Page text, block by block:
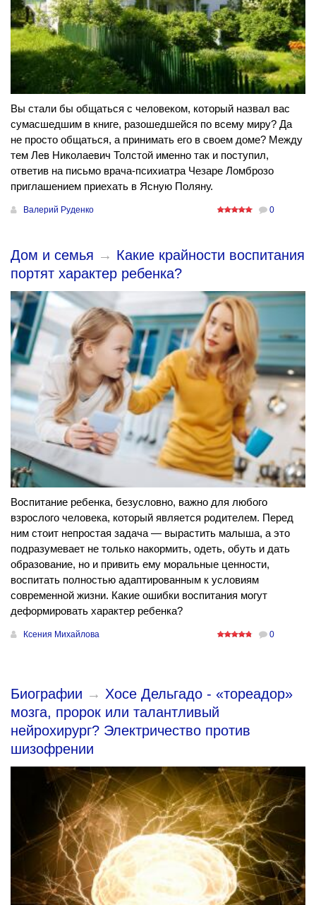
Вы стали бы общаться с человеком, который назвал вас
сумасшедшим в книге, разошедшейся по всему миру? Да
не просто общаться, а принимать его в своем доме? Между
тем Лев Николаевич Толстой именно так и поступил,
ответив на письмо врача-психиатра Чезаре Ломброзо
приглашением приехать в Ясную Поляну.
Валерий Руденко 0
Дом и семья → Какие крайности воспитания
портят характер ребенка?
Воспитание ребенка, безусловно, важно для любого
взрослого человека, который является родителем. Перед
ним стоит непростая задача — вырастить малыша, а это
подразумевает не только накормить, одеть, обуть и дать
образование, но и привить ему моральные ценности,
воспитать полностью адаптированным к условиям
современной жизни. Какие ошибки воспитания могут
деформировать характер ребенка?
Ксения Михайлова 0
Биографии → Хосе Дельгадо - «тореадор»
мозга, пророк или талантливый
нейрохирург? Электричество против
шизофрении